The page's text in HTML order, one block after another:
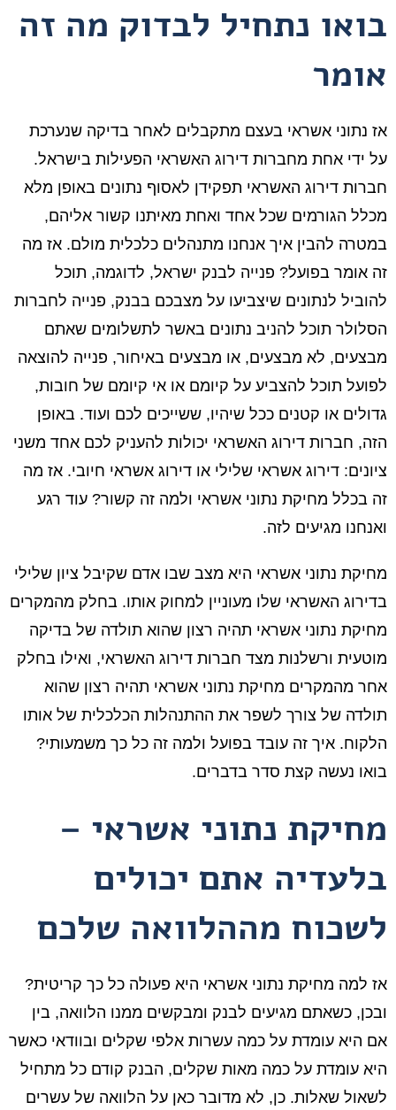
בואו נתחיל לבדוק מה זה
אומר
אז נתוני אשראי בעצם מתקבלים לאחר בדיקה שנערכת
על ידי אחת מחברות דירוג האשראי הפעילות בישראל.
חברות דירוג האשראי תפקידן לאסוף נתונים באופן מלא
מכלל הגורמים שכל אחד ואחת מאיתנו קשור אליהם,
במטרה להבין איך אנחנו מתנהלים כלכלית מולם. אז מה
זה אומר בפועל? פנייה לבנק ישראל, לדוגמה, תוכל
להוביל לנתונים שיצביעו על מצבכם בבנק, פנייה לחברות
הסלולר תוכל להניב נתונים באשר לתשלומים שאתם
מבצעים, לא מבצעים, או מבצעים באיחור, פנייה להוצאה
לפועל תוכל להצביע על קיומם או אי קיומם של חובות,
גדולים או קטנים ככל שיהיו, ששייכים לכם ועוד. באופן
הזה, חברות דירוג האשראי יכולות להעניק לכם אחד משני
ציונים: דירוג אשראי שלילי או דירוג אשראי חיובי. אז מה
זה בכלל מחיקת נתוני אשראי ולמה זה קשור? עוד רגע
ואנחנו מגיעים לזה.
מחיקת נתוני אשראי היא מצב שבו אדם שקיבל ציון שלילי
בדירוג האשראי שלו מעוניין למחוק אותו. בחלק מהמקרים
מחיקת נתוני אשראי תהיה רצון שהוא תולדה של בדיקה
מוטעית ורשלנות מצד חברות דירוג האשראי, ואילו בחלק
אחר מהמקרים מחיקת נתוני אשראי תהיה רצון שהוא
תולדה של צורך לשפר את ההתנהלות הכלכלית של אותו
הלקוח. איך זה עובד בפועל ולמה זה כל כך משמעותי?
בואו נעשה קצת סדר בדברים.
מחיקת נתוני אשראי –
בלעדיה אתם יכולים
לשכוח מההלוואה שלכם
אז למה מחיקת נתוני אשראי היא פעולה כל כך קריטית?
ובכן, כשאתם מגיעים לבנק ומבקשים ממנו הלוואה, בין
אם היא עומדת על כמה עשרות אלפי שקלים ובוודאי כאשר
היא עומדת על כמה מאות שקלים, הבנק קודם כל מתחיל
לשאול שאלות. כן, לא מדובר כאן על הלוואה של עשרים